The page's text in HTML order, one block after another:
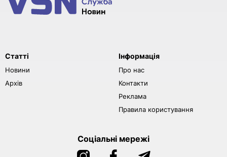
Статті
Новини
Архів
Інформація
Про нас
Контакти
Реклама
Правила користування
Соціальні мережі